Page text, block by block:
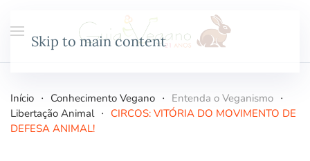
Skip to main content
Início Conhecimento Vegano
Entenda o Veganismo
Libertação Animal
CIRCOS: VITÓRIA DO MOVIMENTO DE
DEFESA ANIMAL!